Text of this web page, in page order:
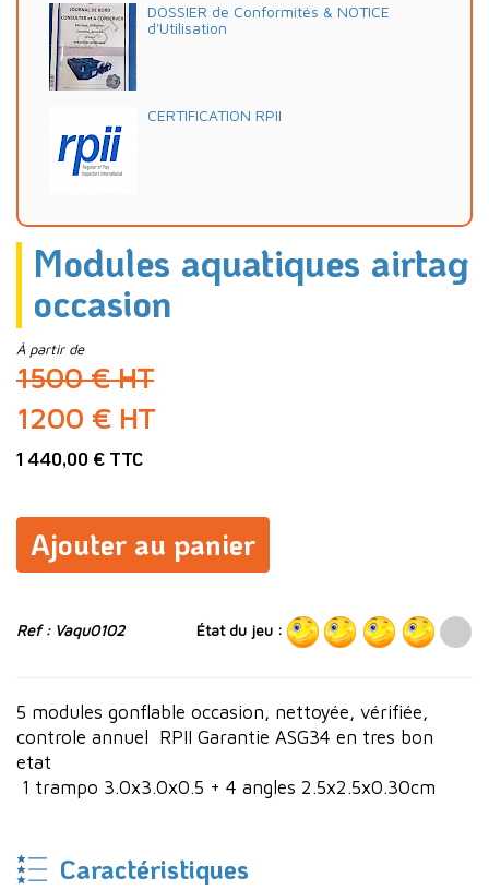
DOSSIER de Conformités & NOTICE
d'Utilisation
CERTIFICATION RPII
Modules aquatiques airtag
occasion
À partir de
1500 € HT
1200 € HT
1 440,00 € TTC
Ajouter au panier
Ref : Vaqu0102 État du jeu :
5 modules gonflable occasion, nettoyée, vérifiée,
controle annuel RPII Garantie ASG34 en tres bon
etat
1 trampo 3.0x3.0x0.5 + 4 angles 2.5x2.5x0.30cm
Caractéristiques